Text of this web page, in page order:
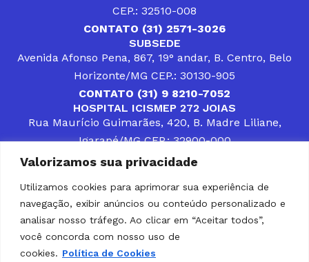
Valorizamos sua privacidade
Utilizamos cookies para aprimorar sua experiência de
navegação, exibir anúncios ou conteúdo personalizado e
analisar nosso tráfego. Ao clicar em “Aceitar todos”,
você concorda com nosso uso de
cookies. Política de Cookies
CEP.: 32510-008
CONTATO (31) 2571-3026
SUBSEDE
Avenida Afonso Pena, 867, 19° andar, B. Centro, Belo
Horizonte/MG CEP.: 30130-905
CONTATO (31) 9 8210-7052
HOSPITAL ICISMEP 272 JOIAS
Rua Maurício Guimarães, 420, B. Madre Liliane,
Igarapé/MG CEP.: 32900-000
CONTATOS (31) 3512-4400 ou (31) 9 8309-8660
DESENVOLVER SOLUÇÕES, AÇÕES E SERVIÇOS
PÚBLICOS QUE COMPLEMENTEM A ASSISTÊNCIA À
POPULAÇÃO DA REGIÃO EM QUE ATUA, SENDO
PARCEIRO DOS MUNICÍPIOS CONSORCIADOS NA
SOLUÇÃO DE DIFICULDADES ENFRENTADAS POR
GESTORES MUNICIPAIS, É O COMPROMISSO DO
ICISMEP.
Home Institucional Municípios